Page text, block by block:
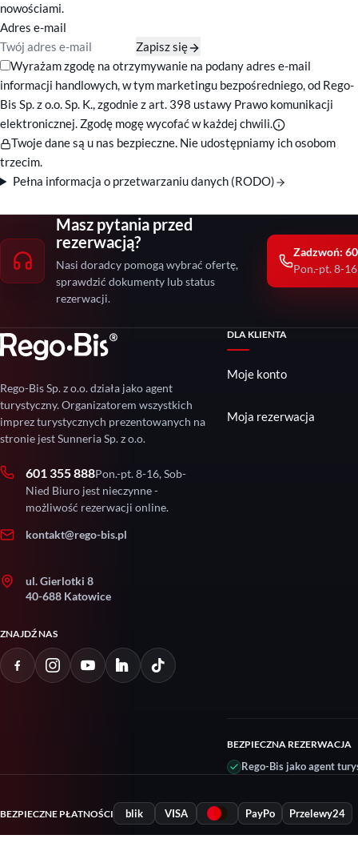
nowościami.
Adres e-mail
Zapisz się
Zgody marketingowe
Wyrażam zgodę na otrzymywanie na podany adres e-mail
informacji handlowych, w tym marketingu bezpośredniego, od Rego-
Bis Sp. z o.o. Sp. K., zgodnie z art. 398 ustawy Prawo komunikacji
elektronicznej. Zgodę mogę wycofać w każdej chwili.
Twoje dane są u nas bezpieczne. Nie udostępniamy ich osobom
trzecim.
Pełna informacja o przetwarzaniu danych (RODO)
Masz pytania przed
rezerwacją?
Nasi doradcy pomogą wybrać ofertę,
sprawdzić dokumenty lub status
rezerwacji.
Zadzwoń:
Pon.-pt. 8-16
Rego-Bis Sp. z o.o. działa jako agent
turystyczny. Organizatorem wszystkich
imprez turystycznych prezentowanych na
stronie jest Sunneria Sp. z o.o.
601 355 888Pon.-pt. 8-16, Sob-
Nied Biuro jest nieczynne -
możliwość rezerwacji online.
kontakt@rego-bis.pl
ul. Gierlotki 8
40-688 Katowice
ZNAJDŹ NAS
DLA KLIENTA
Moje konto
Moja rezerwacja
BEZPIECZNA REZERWACJA
Rego-Bis jako agent
BEZPIECZNE PŁATNOŚCI blik VISA PayPo Przelewy24